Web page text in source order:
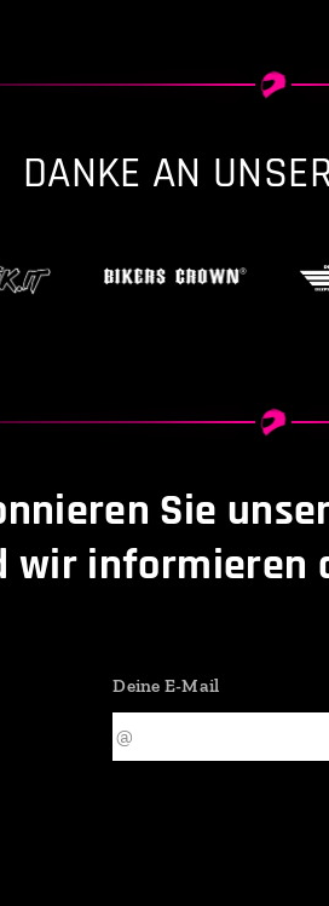
DANKE AN
Sie
wir informieren
Deine E-Mail